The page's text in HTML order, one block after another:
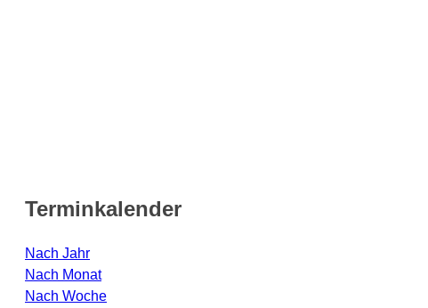
Terminkalender
Nach Jahr
Nach Monat
Nach Woche